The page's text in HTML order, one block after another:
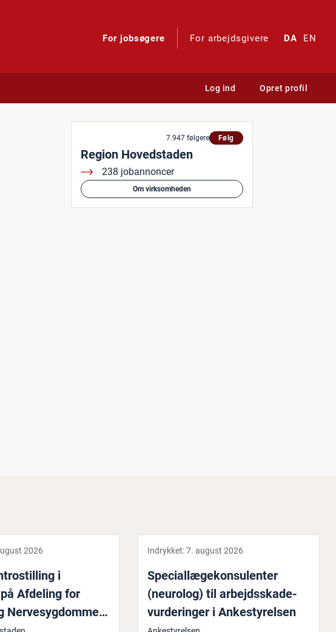
For jobsøgere For arbejdsgivere DA EN
Log ind Opret profil
specialiserede afsnit
7.947 følgere Følg
Region Hovedstaden
238 jobannoncer
Om virksomheden
2026
i
Afdeling for
Ner­ve­syg­dom­me,
Indrykket:7. august 2026
Spe­ci­al­læge­kon­su­len­ter
(neurolog) til ar­bejds­ska­de­
vur­de­rin­ger i An­ke­sty­rel­sen